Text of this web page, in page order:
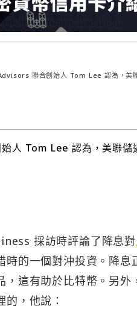
聯合創始人 Tom Lee 認為，美聯
Tom Lee 認為，美聯儲
採訪時評論了降息對
時的一個對沖投資。降
，這有助於比特幣。另
，他說：